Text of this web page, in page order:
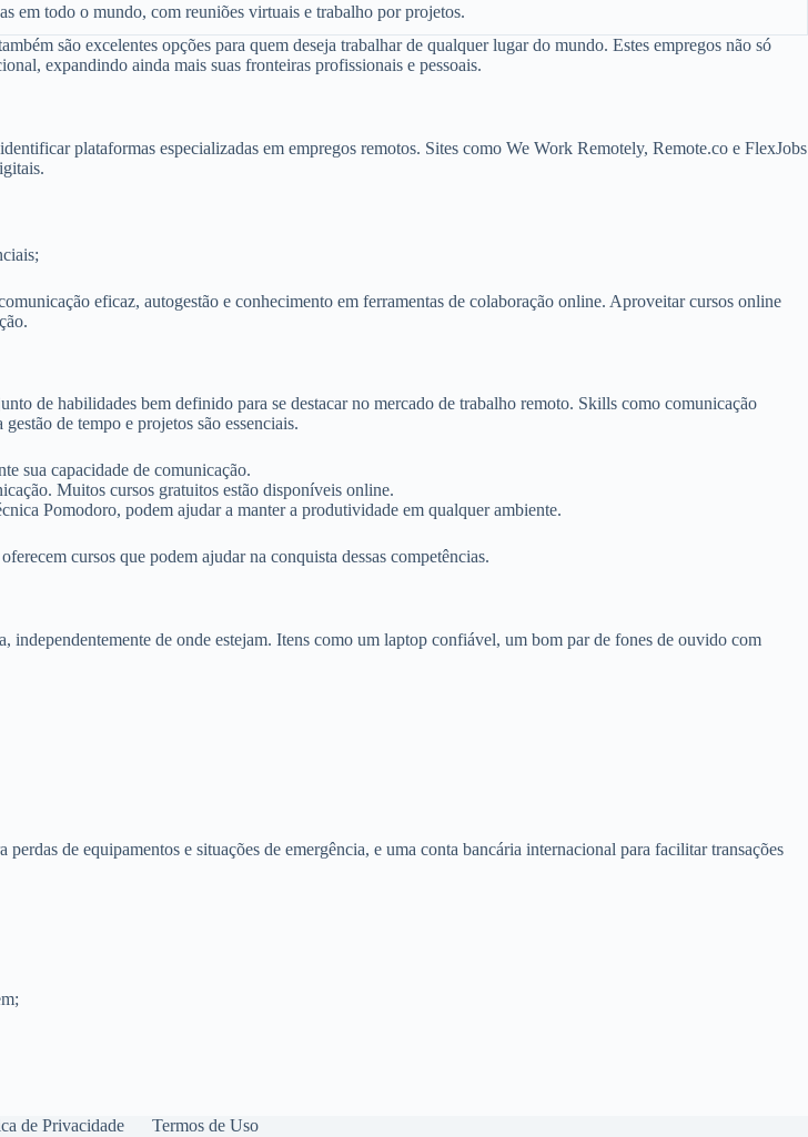
em todo o mundo, com reuniões virtuais e trabalho por projetos.
são excelentes opções para quem deseja trabalhar de qualquer lugar do mundo. Estes empregos não só
expandindo ainda mais suas fronteiras profissionais e pessoais.
plataformas especializadas em empregos remotos. Sites como We Work Remotely, Remote.co e FlexJobs
eficaz, autogestão e conhecimento em ferramentas de colaboração online. Aproveitar cursos online
de habilidades bem definido para se destacar no mercado de trabalho remoto. Skills como comunicação
de tempo e projetos são essenciais.
sua capacidade de comunicação.
Muitos cursos gratuitos estão disponíveis online.
Pomodoro, podem ajudar a manter a produtividade em qualquer ambiente.
cursos que podem ajudar na conquista dessas competências.
de onde estejam. Itens como um laptop confiável, um bom par de fones de ouvido com
de equipamentos e situações de emergência, e uma conta bancária internacional para facilitar transações
de Privacidade Termos de Uso